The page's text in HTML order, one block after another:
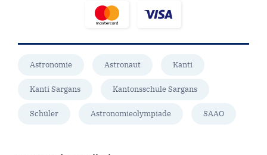
Astronomie Astronaut Kanti
Kanti Sargans Kantonsschule Sargans
Schüler Astronomieolympiade SAAO